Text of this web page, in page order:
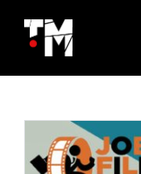
contenuto
LA SALA OGGI